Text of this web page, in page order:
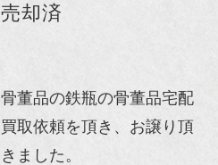
売却済
骨董品の鉄瓶の骨董品宅配
買取依頼を頂き、お譲り頂
きました。